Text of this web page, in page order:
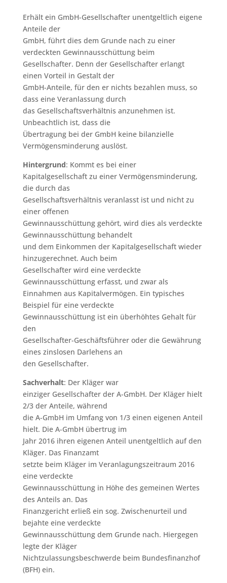
Erhält ein GmbH-Gesellschafter unentgeltlich eigene
Anteile der
GmbH, führt dies dem Grunde nach zu einer
verdeckten Gewinnausschüttung beim
Gesellschafter. Denn der Gesellschafter erlangt
einen Vorteil in Gestalt der
GmbH-Anteile, für den er nichts bezahlen muss, so
dass eine Veranlassung durch
das Gesellschaftsverhältnis anzunehmen ist.
Unbeachtlich ist, dass die
Übertragung bei der GmbH keine bilanzielle
Vermögensminderung auslöst.
Hintergrund: Kommt es bei einer
Kapitalgesellschaft zu einer Vermögensminderung,
die durch das
Gesellschaftsverhältnis veranlasst ist und nicht zu
einer offenen
Gewinnausschüttung gehört, wird dies als verdeckte
Gewinnausschüttung behandelt
und dem Einkommen der Kapitalgesellschaft wieder
hinzugerechnet. Auch beim
Gesellschafter wird eine verdeckte
Gewinnausschüttung erfasst, und zwar als
Einnahmen aus Kapitalvermögen. Ein typisches
Beispiel für eine verdeckte
Gewinnausschüttung ist ein überhöhtes Gehalt für
den
Gesellschafter-Geschäftsführer oder die Gewährung
eines zinslosen Darlehens an
den Gesellschafter.
Sachverhalt: Der Kläger war
einziger Gesellschafter der A-GmbH. Der Kläger hielt
2/3 der Anteile, während
die A-GmbH im Umfang von 1/3 einen eigenen Anteil
hielt. Die A-GmbH übertrug im
Jahr 2016 ihren eigenen Anteil unentgeltlich auf den
Kläger. Das Finanzamt
setzte beim Kläger im Veranlagungszeitraum 2016
eine verdeckte
Gewinnausschüttung in Höhe des gemeinen Wertes
des Anteils an. Das
Finanzgericht erließ ein sog. Zwischenurteil und
bejahte eine verdeckte
Gewinnausschüttung dem Grunde nach. Hiergegen
legte der Kläger
Nichtzulassungsbeschwerde beim Bundesfinanzhof
(BFH) ein.